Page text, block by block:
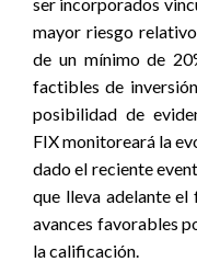
mayor riesgo
de un mínimo de
factibles de
posibilidad de
FIX monitoreará la
dado el reciente
que lleva adelanteel
avances favorables
la calificación.